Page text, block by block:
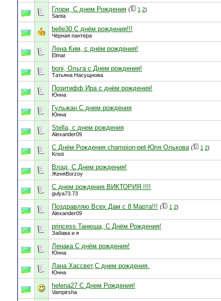
Глори, С днем Рождения ( 1 2)
Santa
belle30 С днём рождения!!!
Чёрная пантера
Лена Ким, с днём рождения!
Elmar
boni, Ольга с Днем рождения!
Татьяна Насущнова
Позитифф Ира с днём рождения!
Юнна
Гульжан С днем рождения
Юнна
Stella, с днем рождения
Alexander09
С Днём Рождения champion-pet-Юля Олькова ( 1 2)
Kristi
Влад, С Днем рождения!
ЖеняBorzoy
С днем рождения ВИКТОРИЯ !!!!
gulya73.73
Поздравляю Всех Дам с 8 Марта!!! ( 1 2)
Alexander09
princess Танюша, С Днём Рождения!
Забава и я
Ленака С днём рождения!
Юнна
Лана Хассвет,С днем рождения.
Юнна
helena27 C Днем Рождения!
Vampirsha